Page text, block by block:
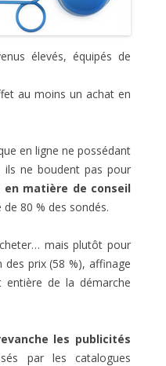
élevés, équipés de
au moins un achat en
en ligne ne possédant
ne boudent pas pour
en matière de conseil
80 % des sondés.
mais plutôt pour
des prix (58 %), affinage
entière de la démarche
les publicités
par les catalogues